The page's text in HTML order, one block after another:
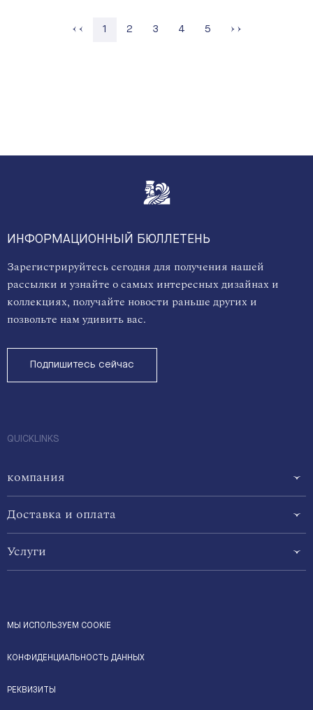
1 Страница
2 Страница
3 Страница
4 Страница
5
ИНФОРМАЦИОННЫЙ БЮЛЛЕТЕНЬ
Зарегистрируйтесь сегодня для получения нашей
рассылки и узнайте о самых интересных дизайнах и
коллекциях, получайте новости раньше других и
позвольте нам удивить вас.
Подпишитесь сейчас
QUICKLINKS
компания
Доставка и оплата
Услуги
МЫ ИСПОЛЬЗУЕМ COOKIE
КОНФИДЕНЦИАЛЬНОСТЬ ДАННЫХ
РЕКВИЗИТЫ